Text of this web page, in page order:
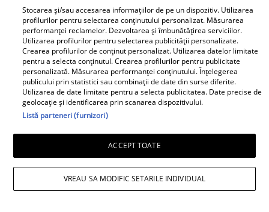
Irinel Columbeanu, răsfățat la azilul din
Ghermănești. Ce primește fostul
milionar de la directorul căminului:
„Văd cât de mult se bucură”
Proiecte speciale
Peste 100 de pensionari români
au dispărut în fiecare zi, în
primele 6 luni ale anului 2026.
Stocarea și/sau accesarea informațiilor de pe un dispozitiv. Utilizarea
profilurilor pentru selectarea conținutului personalizat. Măsurarea
performanței reclamelor. Dezvoltarea și îmbunătățirea serviciilor.
Utilizarea profilurilor pentru selectarea publicității personalizate.
Crearea profilurilor de conținut personalizat. Utilizarea datelor limitate
pentru a selecta conținutul. Crearea profilurilor pentru publicitate
personalizată. Măsurarea performanței conținutului. Înțelegerea
publicului prin statistici sau combinații de date din surse diferite.
Utilizarea de date limitate pentru a selecta publicitatea. Date precise de
geolocație și identificarea prin scanarea dispozitivului.
Listă parteneri (furnizori)
ACCEPT TOATE
VREAU SA MODIFIC SETARILE INDIVIDUAL